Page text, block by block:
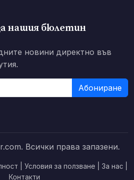
нашия бюлетин
новини директно във
Абониране
Всички права запазени.
Условия за ползване За нас
Контакти